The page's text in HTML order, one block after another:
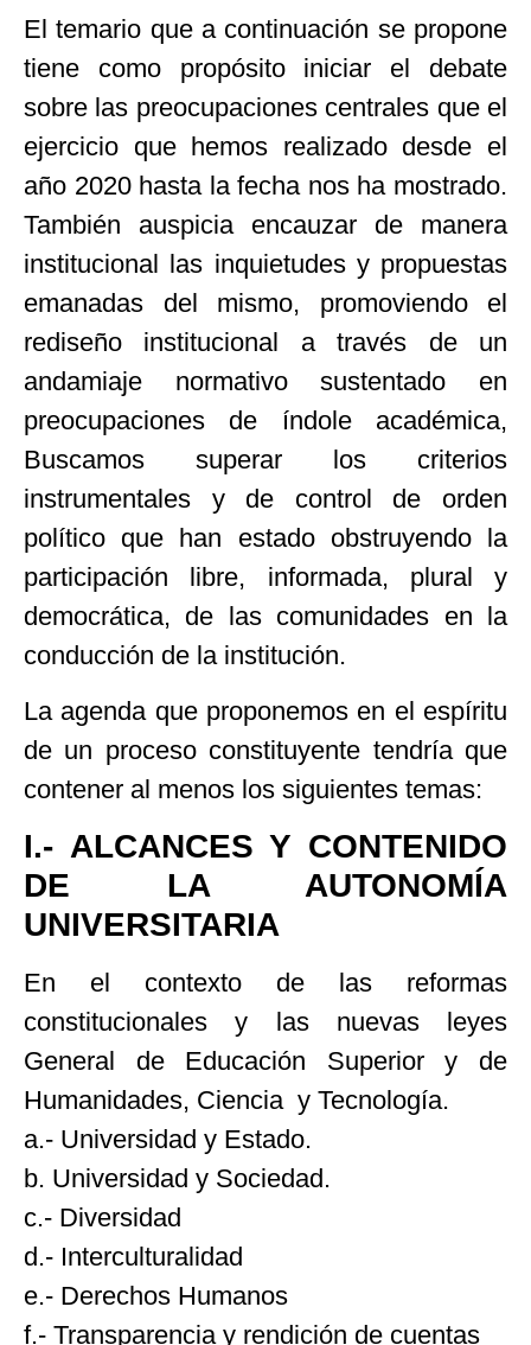
El temario que a continuación se propone
tiene como propósito iniciar el debate
sobre las preocupaciones centrales que el
ejercicio que hemos realizado desde el
año 2020 hasta la fecha nos ha mostrado.
También auspicia encauzar de manera
institucional las inquietudes y propuestas
emanadas del mismo, promoviendo el
rediseño institucional a través de un
andamiaje normativo sustentado en
preocupaciones de índole académica,
Buscamos superar los criterios
instrumentales y de control de orden
político que han estado obstruyendo la
participación libre, informada, plural y
democrática, de las comunidades en la
conducción de la institución.
La agenda que proponemos en el espíritu
de un proceso constituyente tendría que
contener al menos los siguientes temas:
I.- ALCANCES Y CONTENIDO
DE LA AUTONOMÍA
UNIVERSITARIA
En el contexto de las reformas
constitucionales y las nuevas leyes
General de Educación Superior y de
Humanidades, Ciencia y Tecnología.
a.- Universidad y Estado.
b. Universidad y Sociedad.
c.- Diversidad
d.- Interculturalidad
e.- Derechos Humanos
f.- Transparencia y rendición de cuentas